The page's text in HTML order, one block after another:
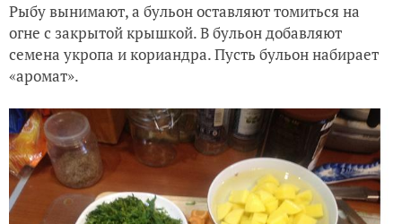
Рыбу вынимают, а бульон оставляют томиться на
огне с закрытой крышкой. В бульон добавляют
семена укропа и кориандра. Пусть бульон набирает
«аромат».